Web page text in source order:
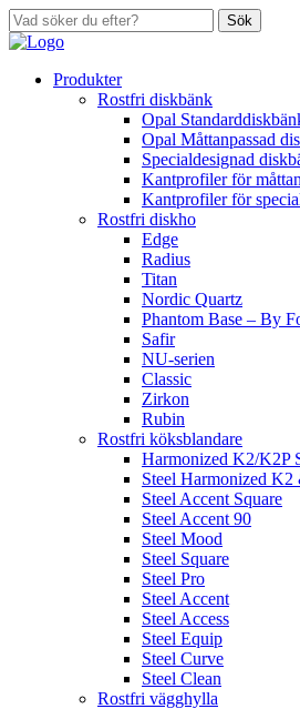
Sök
Produkter
Rostfri diskbänk
Opal
Opal Måttanpassad
Specialdesignad
Kantprofiler för
Kantprofiler för
Rostfri diskho
Edge
Radius
Titan
Nordic Quartz
Phantom Base – By
Safir
NU-serien
Classic
Zirkon
Rubin
Rostfri köksblandare
Harmonized K2/K2P
Steel Harmonized
Steel Accent Square
Steel Accent 90
Steel Mood
Steel Square
Steel Pro
Steel Accent
Steel Access
Steel Equip
Steel Curve
Steel Clean
Rostfri vägghylla